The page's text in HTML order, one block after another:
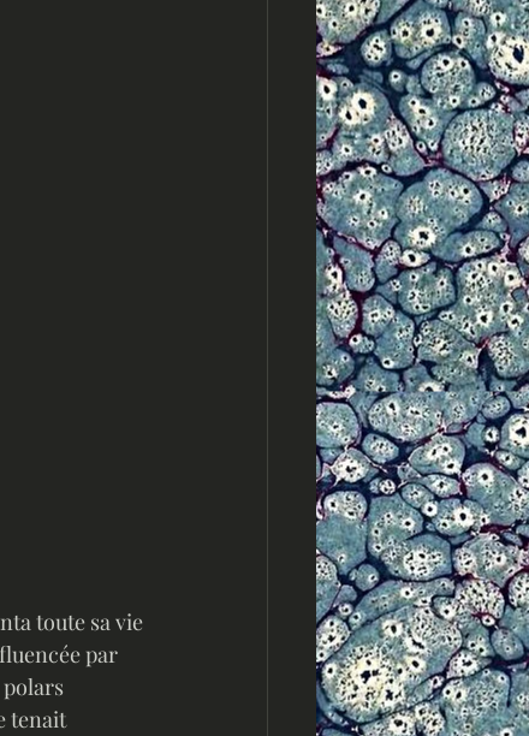
toute sa vie
par
tenait